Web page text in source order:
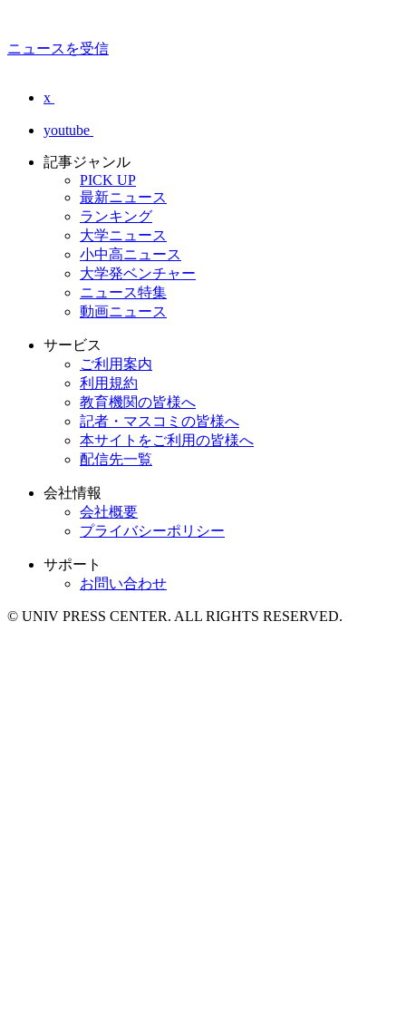
ニュースを受信
x
youtube
記事ジャンル
PICK UP
最新ニュース
ランキング
大学ニュース
小中高ニュース
大学発ベンチャー
ニュース特集
動画ニュース
サービス
ご利用案内
利用規約
教育機関の皆様へ
記者・マスコミの皆様へ
本サイトをご利用の皆様へ
配信先一覧
会社情報
会社概要
プライバシーポリシー
サポート
お問い合わせ
© UNIV PRESS CENTER. ALL RIGHTS RESERVED.